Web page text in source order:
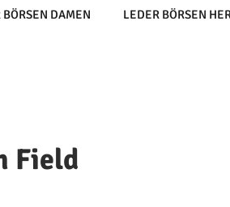
BÖRSEN DAMEN LEDER BÖRSEN
Field